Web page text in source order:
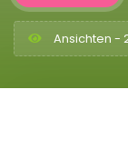
Ansichten -